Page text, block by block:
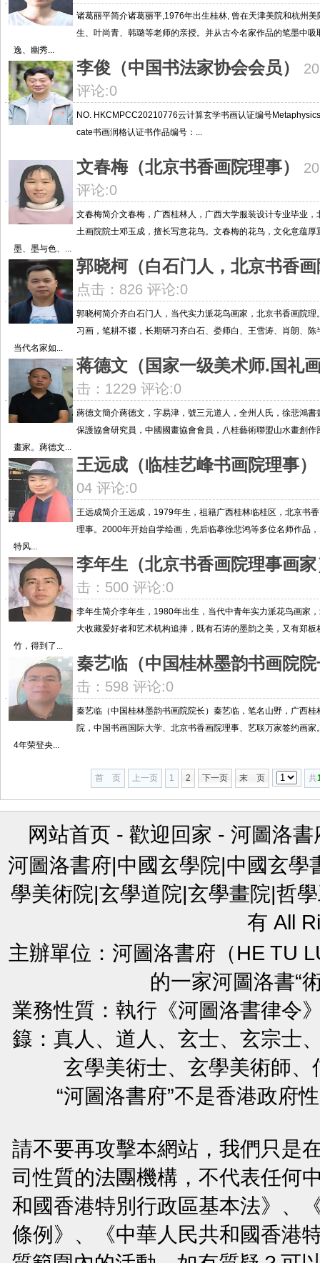
诸葛丽平简介诸葛丽平,1976年出生桂林, 曾在天津美院和杭州
生、叶尚青、韩璐等老师的亲授。并从古今名家作品的笔墨中
逸、幽秀...
李俊（中国书法家协会会员）
评论:0
NO. HKCMPCC20210776云计算玄学书画认证编号
cate书画润格认证书作品编号：...
文春梅（北京书香画院理事）
评论:0
文春梅简介文春梅，广西桂林人，广西大学服装设计专业毕业
土画院院士邓玉成，擅长写意花鸟。文春梅的花鸟，文化意蕴
墨、墨与色、...
郭晓柯（白石门人，北京书香
点击：826 评论:0
郭晓柯简介齐白石门人，当代实力派花鸟画家，北京书香画院
习画，笔耕不辍，长期研习齐白石、娄师白、王雪涛、肖朗、
当代名家如...
蒋德文（国家一级美术师.国礼
击：1229 评论:0
蔣德文簡介蔣德文，字易津，號三元道人，全州人氏，徐悲鴻
保護協會研究員，中國國畫協會會員，八桂藝術聯盟山水畫創
畫家。蔣德文...
王远成（临桂艺峰书画院理事）
04 评论:0
王远成简介王远成，1979年生，祖籍广西桂林临桂区，北京书
理事。2000年开始自学绘画，先后临摹徐悲鸿等多位名师作品
特风...
李年生（北京书香画院理事画家
击：500 评论:0
李年生简介李年生，1980年出生，当代中青年实力派花鸟画家
大收藏爱好者和艺术机构追捧，既有石涛的墨韵之美，又有郑
竹，得到了...
秦艺临（中国桂林墨韵书画院
击：598 评论:0
秦艺临（中国桂林墨韵书画院院长）秦艺临，笔名山野，广西
院，中国书画国际大学、北京书香画院理事、艺联万家签约画
4年荣登央...
首 页 上一页 1 2 下一页 末 页 共
网站首页 - 歡迎回家 - 河圖洛書
河圖洛書府|中國玄學院|中國玄
學美術院|玄學道院|玄學畫院|哲
有 All
主辦單位：河圖洛書府（HE TU
的一家河圖洛書“
業務性質：執行《河圖洛書律令
籙：真人、道人、玄士、玄宗士
玄學美術士、玄學美術師
“河圖洛書府”不是香港政府
請不要再攻擊本網站，我們只是
司性質的法團機構，不代表任何
和國香港特別行政區基本法》、
條例》、《中華人民共和國香港